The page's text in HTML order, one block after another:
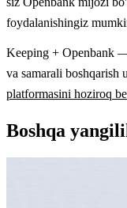
foydalanishingiz
Keeping + Openbank
va samarali boshqarish
platformasini hoziroq
Boshqa